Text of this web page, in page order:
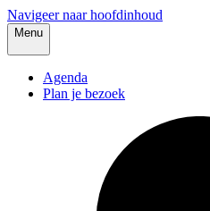
Navigeer naar hoofdinhoud
Menu
Agenda
Plan je bezoek